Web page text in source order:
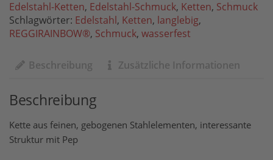
Edelstahl-Ketten, Edelstahl-Schmuck, Ketten, Schmuck
Schlagwörter: Edelstahl, Ketten, langlebig,
REGGIRAINBOW®, Schmuck, wasserfest
Beschreibung Zusätzliche Informationen
Beschreibung
Kette aus feinen, gebogenen Stahlelementen, interessante
Struktur mit Pep